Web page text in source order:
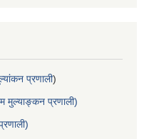
प्रणाली)
मुल्याङ्कन प्रणाली)